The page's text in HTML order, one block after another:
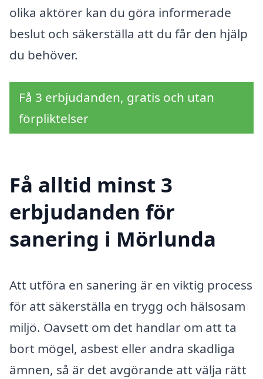
olika aktörer kan du göra informerade
beslut och säkerställa att du får den hjälp
du behöver.
Få 3 erbjudanden, gratis och utan
förpliktelser
Få alltid minst 3
erbjudanden för
sanering i Mörlunda
Att utföra en sanering är en viktig process
för att säkerställa en trygg och hälsosam
miljö. Oavsett om det handlar om att ta
bort mögel, asbest eller andra skadliga
ämnen, så är det avgörande att välja rätt